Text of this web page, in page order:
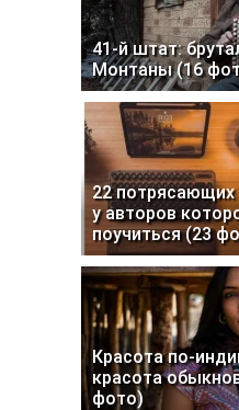
41-й штат:
Монтаны (16
22 потрясающих
у авторов
поучиться (23
Красота по-
красота
фото)